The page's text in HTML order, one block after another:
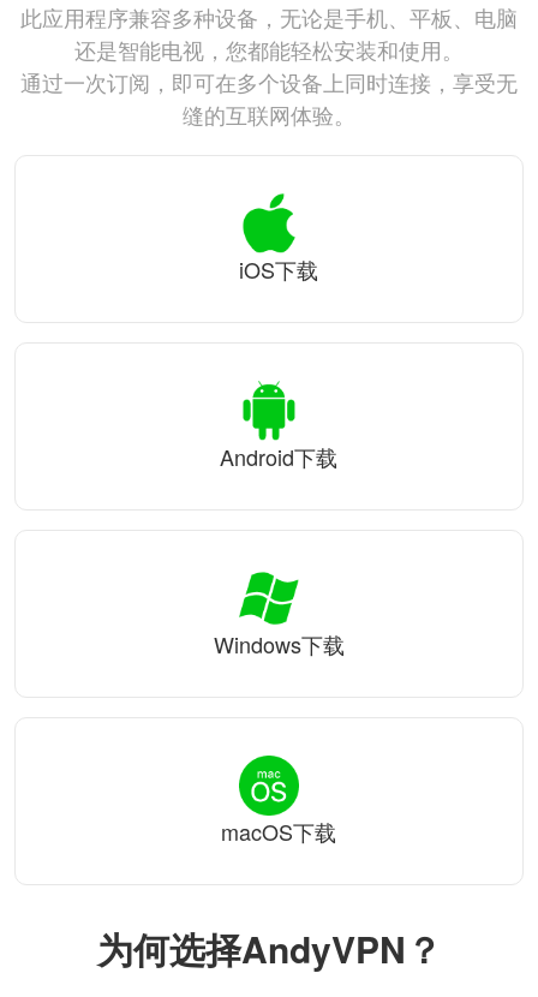
为何选择AndyVPN？
此应用程序兼容多种设备，无论是手机、平板、电脑
还是智能电视，您都能轻松安装和使用。
通过一次订阅，即可在多个设备上同时连接，享受无
缝的互联网体验。
iOS下载
Android下载
Windows下载
macOS下载